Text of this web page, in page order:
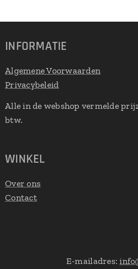
INFORMATIE
Algemene Voorwaarden
Privacybeleid
Alle in de webshop vermelde
btw.
WINKEL
Over ons
Contact
E-mailadres: